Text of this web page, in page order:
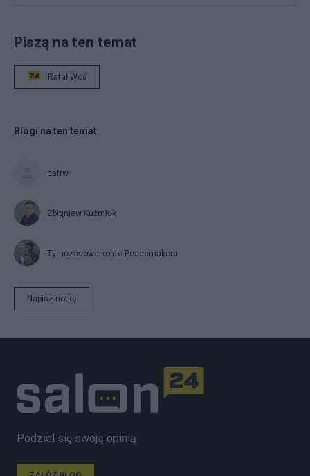
Piszą na ten temat
Rafał Woś
Blogi na ten temat
catrw
Zbigniew Kuźmiuk
Tymczasowe konto Peacemakera
Napisz notkę
Podziel się swoją opinią